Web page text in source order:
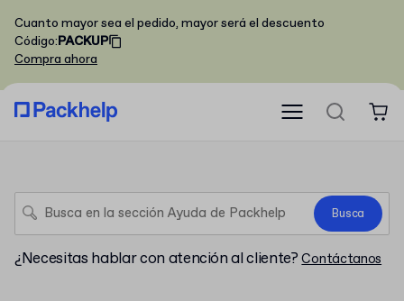
Cuanto mayor sea el pedido, mayor será el descuento
Código:PACKUP
Compra ahora
Busca
¿Necesitas hablar con atención al cliente? Contáctanos